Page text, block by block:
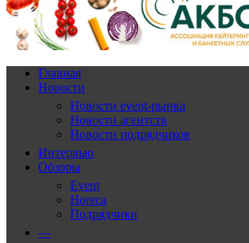
Главная
Новости
Новости event-рынка
Новости агентств
Новости подрядчиков
Интервью
Обзоры
Event
Horeca
Подрядчики
—